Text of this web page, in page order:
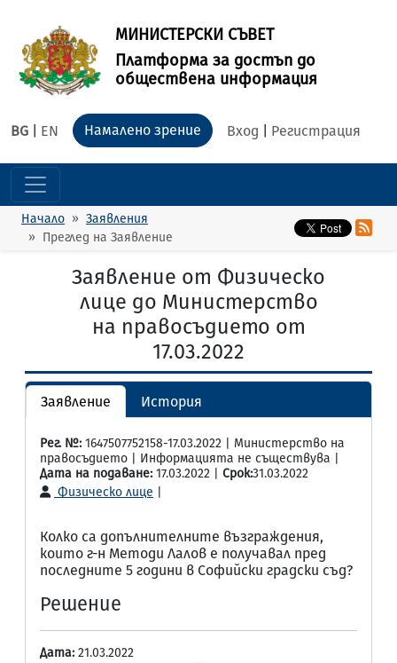
МИНИСТЕРСКИ СЪВЕТ
Платформа за достъп до
обществена информация
BG EN Вход Регистрация
Намалено зрение
Начало
Заявления
Преглед на Заявление
Заявление от Физическо
лице до Министерство
на правосъдието от
17.03.2022
Заявление История
Рег. №: 1647507752158-17.03.2022 | Министерство на
правосъдието | Информацията не съществува |
Дата на подаване: 17.03.2022 | Срок:31.03.2022
Физическо лице
Колко са допълнителните възграждения,
които г-н Методи Лалов е получавал пред
последните 5 години в Софийски градски съд?
Решение
Дата: 21.03.2022